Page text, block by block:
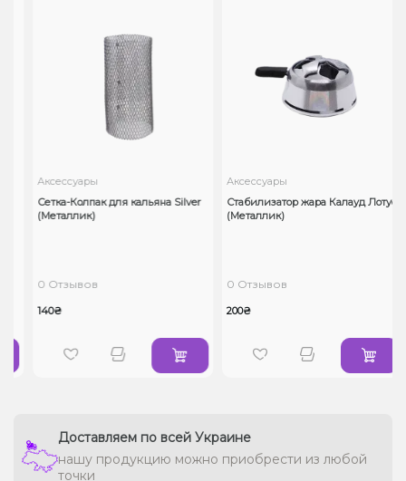
Аксессуары
Сетка-Колпак для кальяна Silver
(Металлик)
0 Отзывов
140₴
Аксессуары
Стабилизатор жара Калауд Лотус
(Металлик)
0 Отзывов
200₴
Доставляем по всей Украине
нашу продукцию можно приобрести из любой
точки